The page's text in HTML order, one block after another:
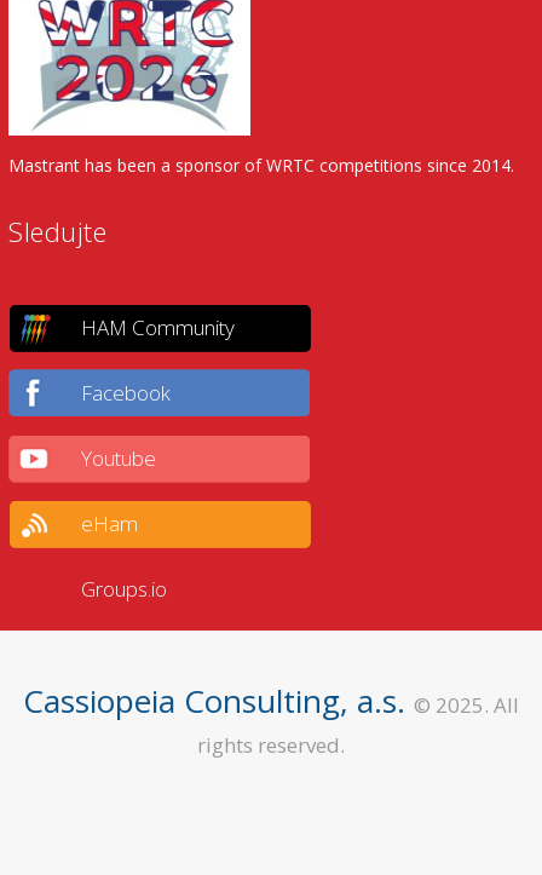
Mastrant has been a sponsor of WRTC competitions since 2014.
Sledujte
HAM Community
Facebook
Youtube
eHam
Groups.io
Cassiopeia Consulting, a.s. © 2025. All
rights reserved.